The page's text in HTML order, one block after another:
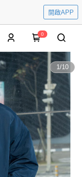
開啟APP
0
1/10